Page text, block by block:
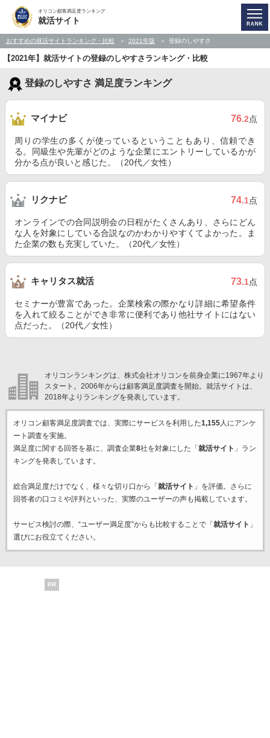
オリコン顧客満足度ランキング
就活サイト
おすすめの就活サイトランキング・比較 2021年版 登録のしやすさ
【2021年】就活サイトの登録のしやすさランキング・比較
登録のしやすさ 満足度ランキング
マイナビ 76.2点
周りの学生の多くが使っているということもあり、信頼でき
る。同級生や先輩がどのような企業にエントリーしているかが
分かる点が良いと感じた。（20代／女性）
リクナビ 74.1点
オンラインでの合同説明会の日程がたくさんあり、さらにどん
な人を対象にしている合説なのかわかりやすくてよかった。ま
た企業の数も充実していた。（20代／女性）
キャリタス就活 73.1点
セミナーが豊富であった。企業検索の際かなり詳細に希望条件
を入れて絞ることができ非常に便利であり他社サイトにはない
点だった。（20代／女性）
オリコンランキングは、株式会社オリコンを前身企業に1967年より
スタート。2006年からは顧客満足度調査を開始。就活サイトは、
2018年よりランキングを発表しています。
オリコン顧客満足度調査では、実際にサービスを利用した1,155人にアンケ
ート調査を実施。
満足度に関する回答を基に、調査企業8社を対象にした「 就活サイト 」ラン
キングを発表しています。
総合満足度だけでなく、様々な切り口から「 就活サイト 」を評価。さらに
回答者の口コミや評判といった、実際のユーザーの声も掲載しています。
サービス検討の際、“ユーザー満足度”からも比較することで「 就活サイト 」
選びにお役立てください。
PR